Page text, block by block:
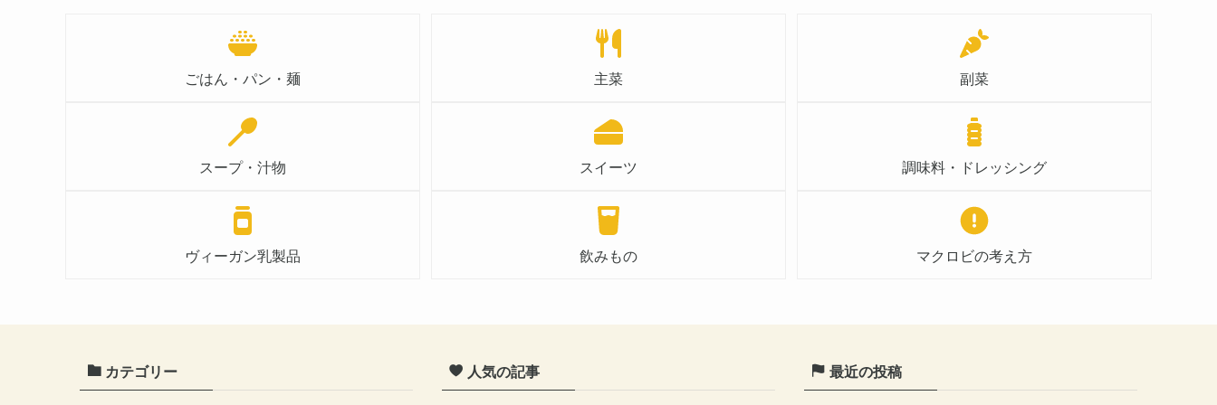
ごはん・パン・麺 主菜 副菜
スープ・汁物 スイーツ 調味料・ドレッシング
ヴィーガン乳製品 飲みもの マクロビの考え方
カテゴリー 人気の記事 最近の投稿